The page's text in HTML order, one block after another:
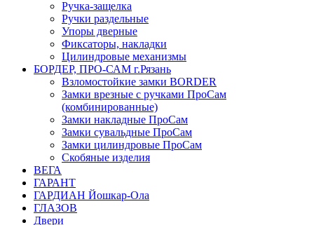
Ручка-защелка
Ручки раздельные
Упоры дверные
Фиксаторы, накладки
Цилиндровые механизмы
БОРДЕР, ПРО-САМ г.Рязань
Взломостойкие замки BORDER
Замки врезные с ручками ПроСам
(комбинированные)
Замки накладные ПроСам
Замки сувальдные ПроСам
Замки цилиндровые ПроСам
Скобяные изделия
ВЕГА
ГАРАНТ
ГАРДИАН Йошкар-Ола
ГЛАЗОВ
Двери